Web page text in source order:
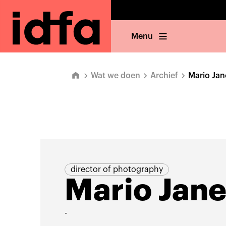
Menu
Wat we doen Archief Mario
director of photography
Mario
-